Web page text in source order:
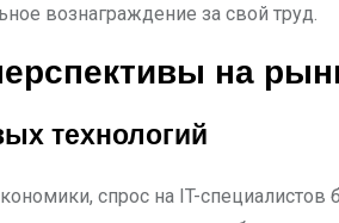
вознаграждение за свой труд.
на
технологий
спрос на IT-специалистов